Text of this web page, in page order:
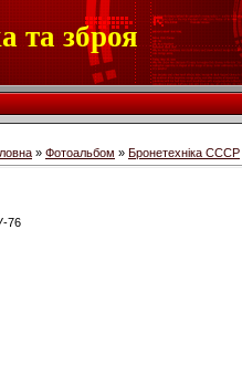
та зброя
» Фотоальбом » Бронетехніка СССР
76